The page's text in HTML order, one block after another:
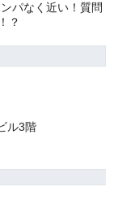
パなく近い！質問
？
ル3階